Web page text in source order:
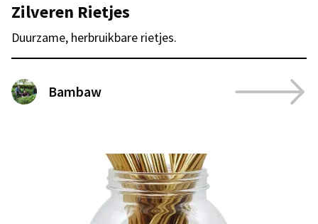
Zilveren Rietjes
Duurzame, herbruikbare rietjes.
Bambaw